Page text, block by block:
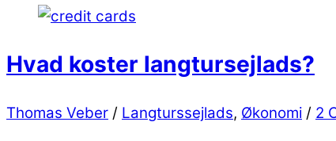
Hvad koster langtursejlads?
Thomas Veber / Langturssejlads, Økonomi / 2